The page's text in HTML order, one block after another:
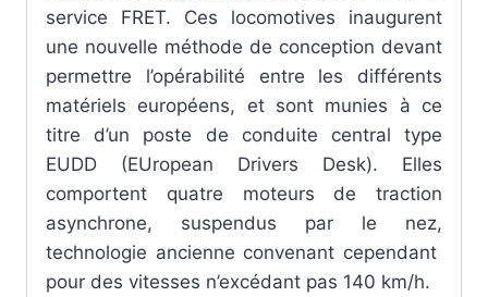
service FRET. Ces locomotives inaugurent
une nouvelle méthode de conception devant
permettre l’opérabilité entre les différents
matériels européens, et sont munies à ce
titre d’un poste de conduite central type
EUDD (EUropean Drivers Desk). Elles
comportent quatre moteurs de traction
asynchrone, suspendus par le nez,
technologie ancienne convenant cependant
pour des vitesses n’excédant pas 140 km/h.